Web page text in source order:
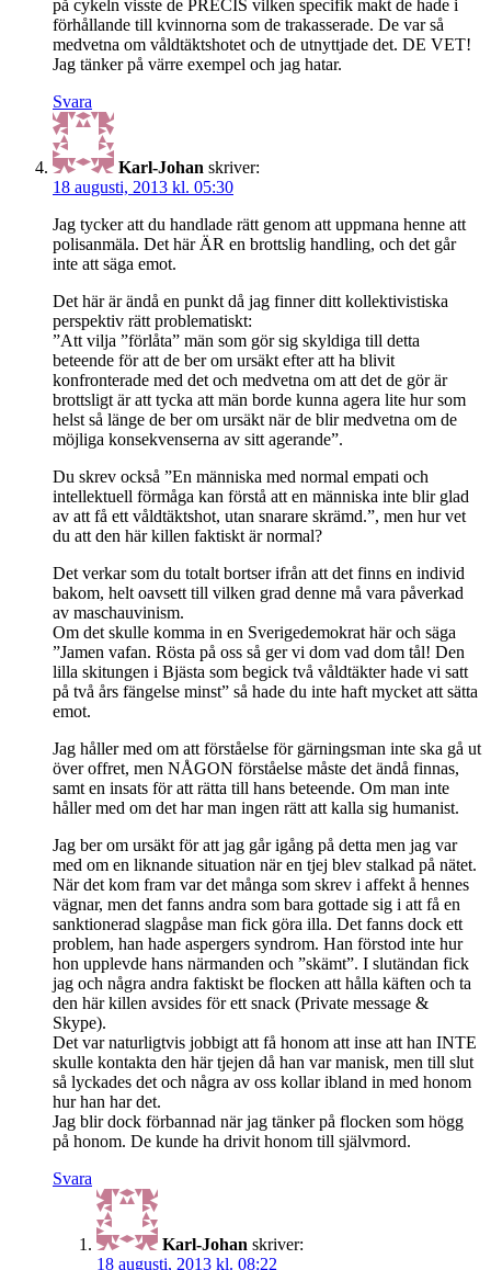
på cykeln visste de PRECIS vilken specifik makt de hade i
förhållande till kvinnorna som de trakasserade. De var så
medvetna om våldtäktshotet och de utnyttjade det. DE VET!
Jag tänker på värre exempel och jag hatar.
Svara
Karl-Johan skriver:
18 augusti, 2013 kl. 05:30
Jag tycker att du handlade rätt genom att uppmana henne att
polisanmäla. Det här ÄR en brottslig handling, och det går
inte att säga emot.
Det här är ändå en punkt då jag finner ditt kollektivistiska
perspektiv rätt problematiskt:
”Att vilja ”förlåta” män som gör sig skyldiga till detta
beteende för att de ber om ursäkt efter att ha blivit
konfronterade med det och medvetna om att det de gör är
brottsligt är att tycka att män borde kunna agera lite hur som
helst så länge de ber om ursäkt när de blir medvetna om de
möjliga konsekvenserna av sitt agerande”.
Du skrev också ”En människa med normal empati och
intellektuell förmåga kan förstå att en människa inte blir glad
av att få ett våldtäktshot, utan snarare skrämd.”, men hur vet
du att den här killen faktiskt är normal?
Det verkar som du totalt bortser ifrån att det finns en individ
bakom, helt oavsett till vilken grad denne må vara påverkad
av maschauvinism.
Om det skulle komma in en Sverigedemokrat här och säga
”Jamen vafan. Rösta på oss så ger vi dom vad dom tål! Den
lilla skitungen i Bjästa som begick två våldtäkter hade vi satt
på två års fängelse minst” så hade du inte haft mycket att sätta
emot.
Jag håller med om att förståelse för gärningsman inte ska gå ut
över offret, men NÅGON förståelse måste det ändå finnas,
samt en insats för att rätta till hans beteende. Om man inte
håller med om det har man ingen rätt att kalla sig humanist.
Jag ber om ursäkt för att jag går igång på detta men jag var
med om en liknande situation när en tjej blev stalkad på nätet.
När det kom fram var det många som skrev i affekt å hennes
vägnar, men det fanns andra som bara gottade sig i att få en
sanktionerad slagpåse man fick göra illa. Det fanns dock ett
problem, han hade aspergers syndrom. Han förstod inte hur
hon upplevde hans närmanden och ”skämt”. I slutändan fick
jag och några andra faktiskt be flocken att hålla käften och ta
den här killen avsides för ett snack (Private message &
Skype).
Det var naturligtvis jobbigt att få honom att inse att han INTE
skulle kontakta den här tjejen då han var manisk, men till slut
så lyckades det och några av oss kollar ibland in med honom
hur han har det.
Jag blir dock förbannad när jag tänker på flocken som högg
på honom. De kunde ha drivit honom till självmord.
Svara
Karl-Johan skriver:
18 augusti, 2013 kl. 08:22